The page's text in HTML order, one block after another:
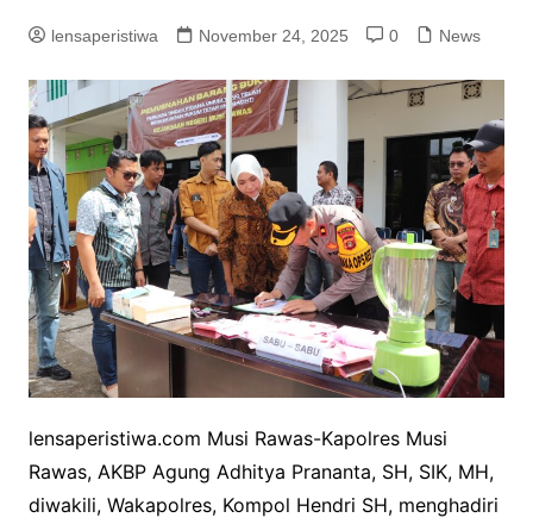
lensaperistiwa November 24, 2025 0 News
lensaperistiwa.com Musi Rawas-Kapolres Musi
Rawas, AKBP Agung Adhitya Prananta, SH, SIK, MH,
diwakili, Wakapolres, Kompol Hendri SH, menghadiri